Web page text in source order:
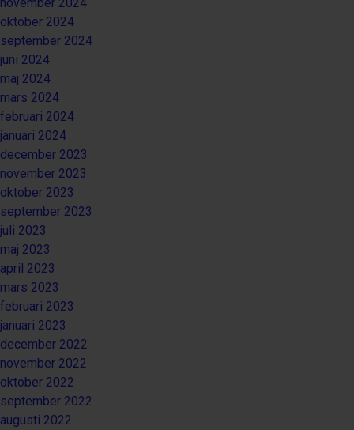
oktober 2024
september 2024
juni 2024
maj 2024
mars 2024
februari 2024
januari 2024
december 2023
november 2023
oktober 2023
september 2023
juli 2023
maj 2023
april 2023
mars 2023
februari 2023
januari 2023
december 2022
november 2022
oktober 2022
september 2022
augusti 2022